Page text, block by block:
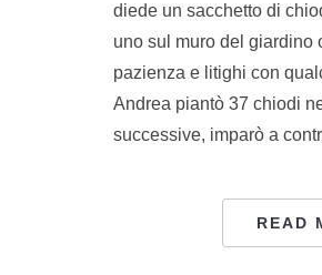
diede un sacchetto di
uno sul muro del giardino
pazienza e litighi con
Andrea piantò 37 chiodi
successive, imparò a
READ